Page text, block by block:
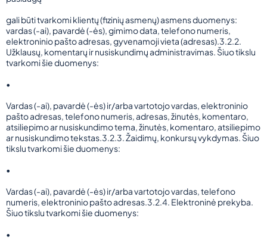
gali būti tvarkomi klientų (fizinių asmenų) asmens duomenys:
vardas (-ai), pavardė (-ės), gimimo data, telefono numeris,
elektroninio pašto adresas, gyvenamoji vieta (adresas).3.2.2.
Užklausų, komentarų ir nusiskundimų administravimas. Šiuo tikslu
tvarkomi šie duomenys:
•
Vardas (-ai), pavardė (-ės) ir/arba vartotojo vardas, elektroninio
pašto adresas, telefono numeris, adresas, žinutės, komentaro,
atsiliepimo ar nusiskundimo tema, žinutės, komentaro, atsiliepimo
ar nusiskundimo tekstas.3.2.3. Žaidimų, konkursų vykdymas. Šiuo
tikslu tvarkomi šie duomenys:
•
Vardas (-ai), pavardė (-ės) ir/arba vartotojo vardas, telefono
numeris, elektroninio pašto adresas.3.2.4. Elektroninė prekyba.
Šiuo tikslu tvarkomi šie duomenys:
•